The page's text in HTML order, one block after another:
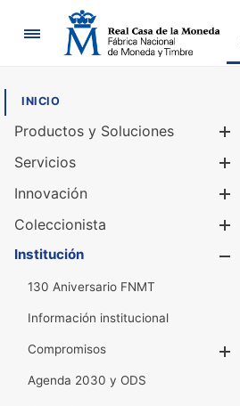
Navegación
INICIO
Productos y Soluciones
Servicios
Innovación
Coleccionista
Institución
130 Aniversario FNMT
Información institucional
Compromisos
Agenda 2030 y ODS